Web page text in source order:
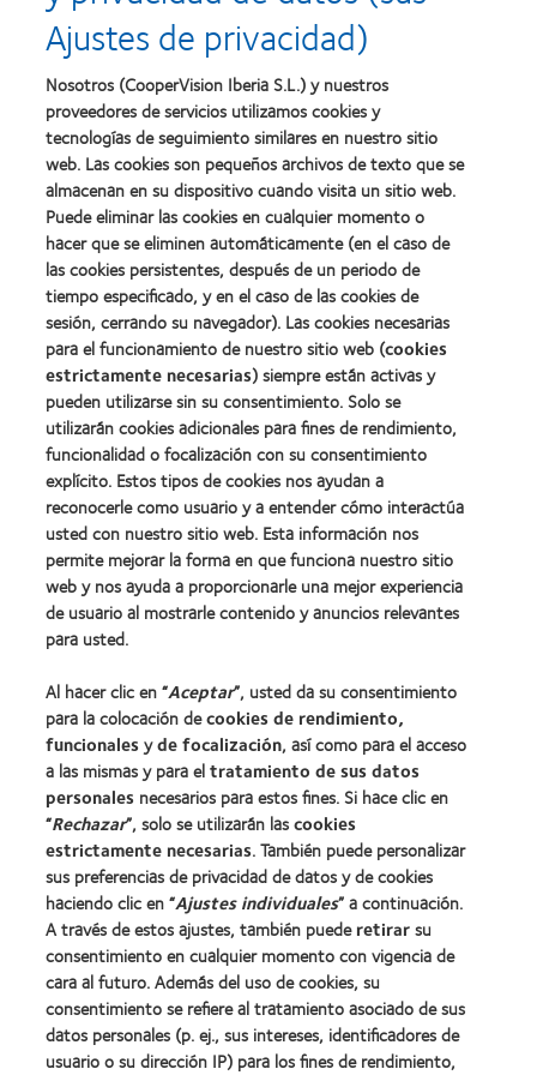
liderazgo
mejor
(2011)
salud
Learn
about
2012:
Premio
Manufacturing
Leadership
100
(ML
100)
(2012)
Learn
more
about
2012
Premio
internacional
REBRAND
100®
(2012)
Learn
more
about
Premio
de
la
Industria
de
la
BCLA
Nuestros productos
Encuentre su lente
Tecnología para lentes de contacto
Lentes de contacto y visión
Usuario experimentado
Blog
Sobre nosotros
Carreras
Noticias
Contacto
Legal
Política de privacidad
Aviso Legal
Ajustes de privacidad)
Nosotros (CooperVision Iberia S.L.) y nuestros
proveedores de servicios utilizamos cookies y
tecnologías de seguimiento similares en nuestro sitio
web. Las cookies son pequeños archivos de texto que se
almacenan en su dispositivo cuando visita un sitio web.
Puede eliminar las cookies en cualquier momento o
hacer que se eliminen automáticamente (en el caso de
las cookies persistentes, después de un periodo de
tiempo especificado, y en el caso de las cookies de
sesión, cerrando su navegador). Las cookies necesarias
para el funcionamiento de nuestro sitio web (cookies
estrictamente necesarias) siempre están activas y
pueden utilizarse sin su consentimiento. Solo se
utilizarán cookies adicionales para fines de rendimiento,
funcionalidad o focalización con su consentimiento
explícito. Estos tipos de cookies nos ayudan a
reconocerle como usuario y a entender cómo interactúa
usted con nuestro sitio web. Esta información nos
permite mejorar la forma en que funciona nuestro sitio
web y nos ayuda a proporcionarle una mejor experiencia
de usuario al mostrarle contenido y anuncios relevantes
para usted.
Al hacer clic en “Aceptar”, usted da su consentimiento
para la colocación decookies de rendimiento,
funcionalesyde focalización, así como para el acceso
a las mismas y para eltratamiento de sus datos
personales necesarios para estos fines. Si hace clic en
“Rechazar”, solo se utilizarán lascookies
estrictamente necesarias. También puede personalizar
sus preferencias de privacidad de datos y de cookies
haciendo clic en “Ajustes individuales” a continuación.
A través de estos ajustes, también puederetirarsu
consentimiento en cualquier momento con vigencia de
cara al futuro. Además del uso de cookies, su
consentimiento se refiere al tratamiento asociado de sus
datos personales (p. ej., sus intereses, identificadores de
usuario o su dirección IP) para los fines de rendimiento,